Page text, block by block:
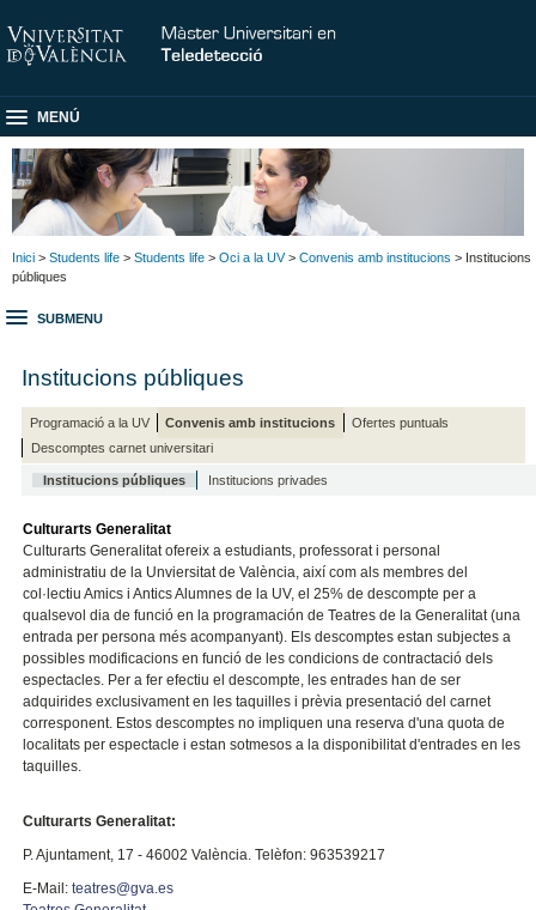
MENÚ
Inici > Students life > Students life > Oci a la UV> Convenis amb institucions > Institucions
públiques
SUBMENU
Institucions públiques
Programació a la UV Convenis amb institucions
Ofertes puntuals
Descomptes carnet universitari
Institucions públiques Institucions privades
Culturarts Generalitat
Culturarts Generalitat ofereix a estudiants, professorat i personal
administratiu de la Unviersitatde València, així com als membres del
col·lectiu Amics i Antics Alumnes de la UV, el 25% de descompte per a
qualsevol dia de funció en la programación de Teatres de la Generalitat(una
entrada per persona més acompanyant). Els descomptes estan subjectes a
possibles modificacions en funció de les condicions de contractació dels
espectacles. Per a fer efectiu el descompte, les entrades han de ser
adquirides exclusivament en les taquilles i prèvia presentació del carnet
corresponent. Estos descomptes no impliquen una reserva d'una quota de
localitats per espectacle i estan sotmesos a la disponibilitat d'entrades en les
taquilles.
Culturarts Generalitat:
P. Ajuntament, 17 - 46002 València. Telèfon: 963539217
E-Mail: teatres@gva.es